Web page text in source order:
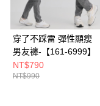
穿了不踩雷 彈性顯瘦
男友褲-【161-6999】
NT$790
NT$990